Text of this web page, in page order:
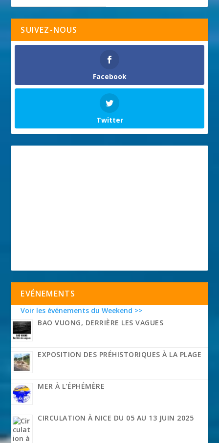
SUIVEZ-NOUS
Facebook
Twitter
EVÉNEMENTS
Voir les événements du Weekend >>
BAO VUONG, DERRIÈRE LES VAGUES
EXPOSITION DES PRÉHISTORIQUES À LA PLAGE
MER À L’ÉPHÉMÈRE
CIRCULATION À NICE DU 05 AU 13 JUIN 2025